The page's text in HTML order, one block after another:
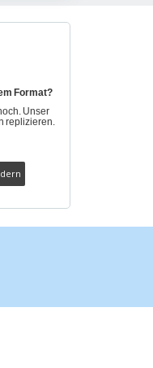
Format?
Unser
replizieren.